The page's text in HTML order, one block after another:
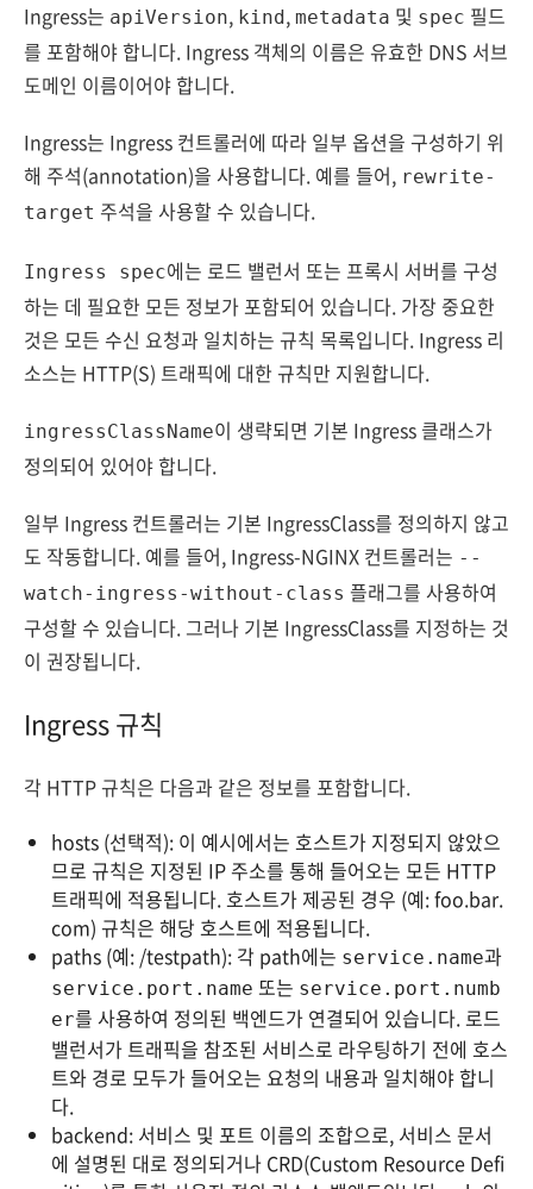
Ingress는 apiVersion, kind, metadata 및 spec 필드
를 포함해야 합니다. Ingress 객체의 이름은 유효한 DNS 서브
도메인 이름이어야 합니다.
Ingress는 Ingress 컨트롤러에 따라 일부 옵션을 구성하기 위
해 주석(annotation)을 사용합니다. 예를 들어, rewrite-
target 주석을 사용할 수 있습니다.
Ingress spec에는 로드 밸런서 또는 프록시 서버를 구성
하는 데 필요한 모든 정보가 포함되어 있습니다. 가장 중요한
것은 모든 수신 요청과 일치하는 규칙 목록입니다. Ingress 리
소스는 HTTP(S) 트래픽에 대한 규칙만 지원합니다.
ingressClassName이 생략되면 기본 Ingress 클래스가
정의되어 있어야 합니다.
일부 Ingress 컨트롤러는 기본 IngressClass를 정의하지 않고
도 작동합니다. 예를 들어, Ingress-NGINX 컨트롤러는 --
watch-ingress-without-class 플래그를 사용하여
구성할 수 있습니다. 그러나 기본 IngressClass를 지정하는 것
이 권장됩니다.
Ingress 규칙
각 HTTP 규칙은 다음과 같은 정보를 포함합니다.
hosts (선택적): 이 예시에서는 호스트가 지정되지 않았으
므로 규칙은 지정된 IP 주소를 통해 들어오는 모든 HTTP
트래픽에 적용됩니다. 호스트가 제공된 경우 (예: foo.bar.
com) 규칙은 해당 호스트에 적용됩니다.
paths (예: /testpath): 각 path에는 service.name과
service.port.name 또는 service.port.numb
er를 사용하여 정의된 백엔드가 연결되어 있습니다. 로드
밸런서가 트래픽을 참조된 서비스로 라우팅하기 전에 호스
트와 경로 모두가 들어오는 요청의 내용과 일치해야 합니
다.
backend: 서비스 및 포트 이름의 조합으로, 서비스 문서
에 설명된 대로 정의되거나 CRD(Custom Resource Defi